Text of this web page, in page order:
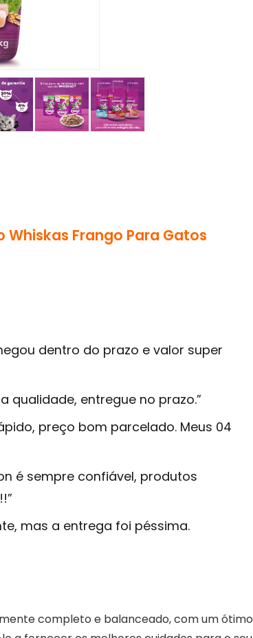
Frango Para Gatos
dentro do prazo e valor super
qualidade, entregue no prazo.”
preço bom parcelado. Meus 04
é sempre confiável, produtos
mas a entrega foi péssima.
completo e balanceado, com um ótimo